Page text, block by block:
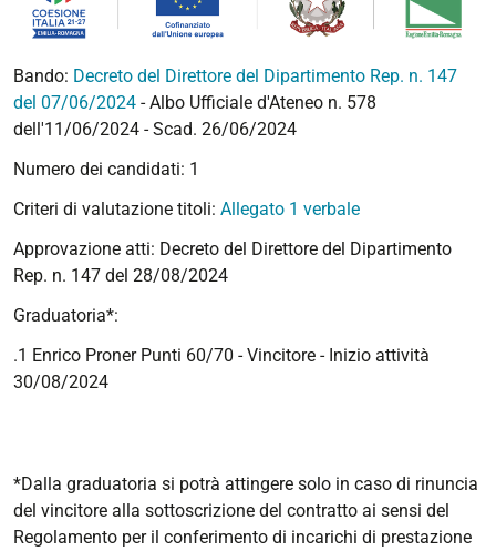
Bando: Decreto del Direttore del Dipartimento Rep. n. 147
del 07/06/2024 - Albo Ufficiale d'Ateneo n. 578
dell'11/06/2024 - Scad. 26/06/2024
Numero dei candidati: 1
Criteri di valutazione titoli: Allegato 1 verbale
Approvazione atti: Decreto del Direttore del Dipartimento
Rep. n. 147 del 28/08/2024
Graduatoria*:
.1 Enrico Proner Punti 60/70 - Vincitore - Inizio attività
30/08/2024
*Dalla graduatoria si potrà attingere solo in caso di rinuncia
del vincitore alla sottoscrizione del contratto ai sensi del
Regolamento per il conferimento di incarichi di prestazione